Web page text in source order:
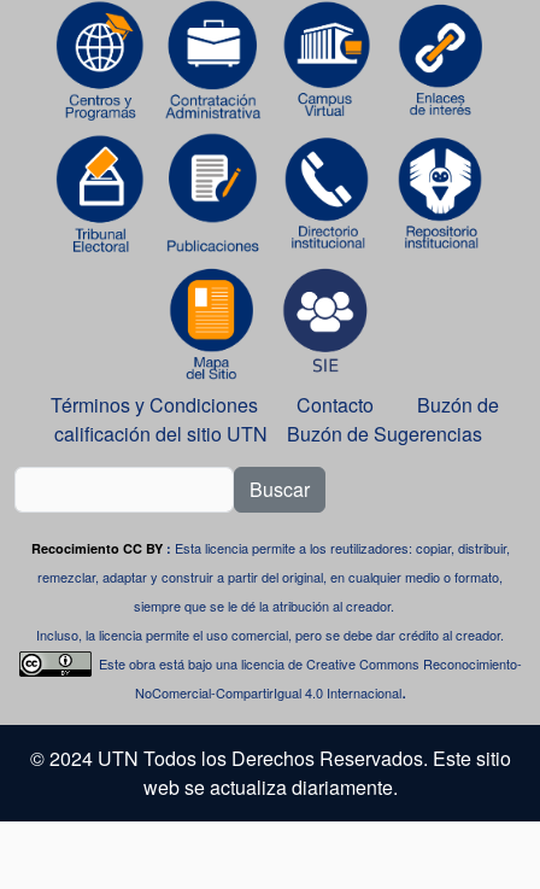
Términos y Condiciones Contacto
Buzón de
calificación del sitio UTN
Buzón de Sugerencias
Buscar
Recocimiento CC BY : Esta licencia permite a los reutilizadores: copiar, distribuir,
remezclar, adaptar y construir a partir del original, en cualquier medio o formato,
siempre que se le dé la atribución al creador.
Incluso, la licencia permite el uso comercial, pero se debe dar crédito al creador.
Este obra está bajo unalicencia de Creative Commons Reconocimiento-
NoComercial-CompartirIgual 4.0 Internacional.
© 2024 UTN Todos los Derechos Reservados. Este sitio
web se actualiza diariamente.